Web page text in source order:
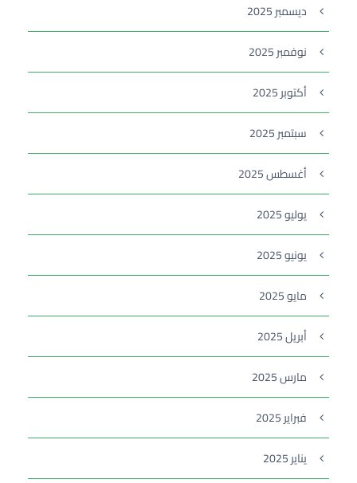
ديسمبر 2025
نوفمبر 2025
أكتوبر 2025
سبتمبر 2025
أغسطس 2025
يوليو 2025
يونيو 2025
مايو 2025
أبريل 2025
مارس 2025
فبراير 2025
يناير 2025